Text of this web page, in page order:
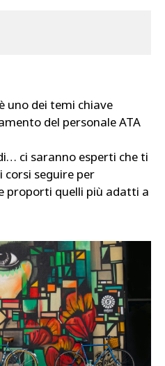
uno dei temi chiave
del personale ATA
ci saranno esperti che ti
seguire per
proporti quelli più adatti a